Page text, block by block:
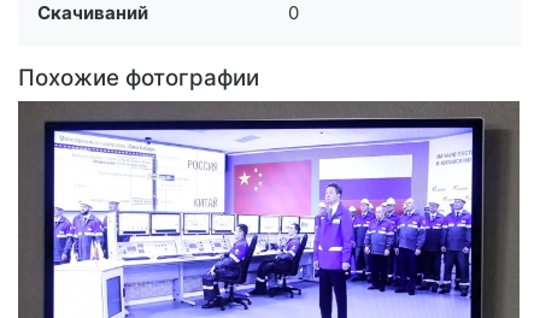
Скачиваний
0
Похожие фотографии